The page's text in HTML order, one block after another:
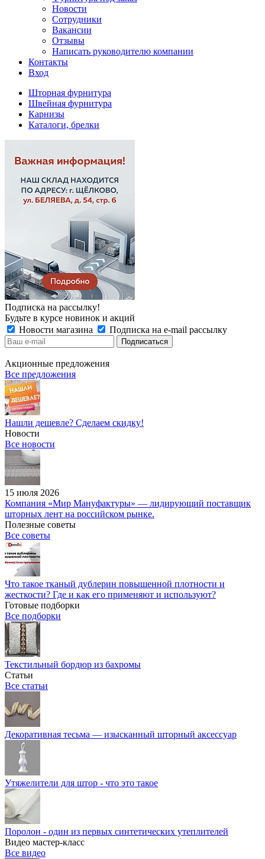
Новости
Сотрудники
Вакансии
Отзывы
Написать руководителю компании
Контакты
Вход
Шторная фурнитура
Швейная фурнитура
Карнизы
Каталоги, брелки
Подписка на рассылку!
Будьте в курсе новинок и акций
Новости магазина
Подписка на e-mail рассылку
Акционные предложения
Все предложения
Нашли дешевле? Сделаем скидку!
Новости
Все новости
15 июля 2026
Компания «Мир Мануфактуры» — лидирующий поставщик
шторных лент на российском рынке.
Полезные советы
Все советы
Что такое тканый дублерин повышенной плотности и
жесткости? Где и как его применяют и используют?
Готовые подборки
Все подборки
Текстильный бордюр из бахромы
Статьи
Все статьи
Декоративная тесьма — изысканный шторный аксессуар
Утяжелители для штор - что это такое
Поролон - один из первых синтетических утеплителей
Видео мастер-класс
Все видео